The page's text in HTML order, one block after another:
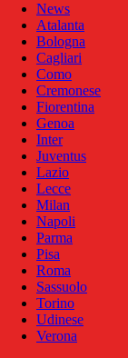
News
Atalanta
Bologna
Cagliari
Como
Cremonese
Fiorentina
Genoa
Inter
Juventus
Lazio
Lecce
Milan
Napoli
Parma
Pisa
Roma
Sassuolo
Torino
Udinese
Verona